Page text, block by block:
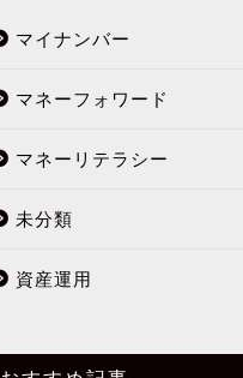
マイナンバー
マネーフォワード
マネーリテラシー
未分類
資産運用